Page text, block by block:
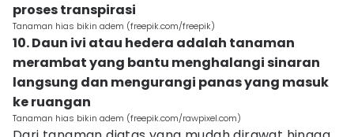
proses transpirasi
Tanaman hias bikin adem (freepik.com/freepik)
10. Daun ivi atau hedera adalah tanaman
merambat yang bantu menghalangi sinaran
langsung dan mengurangi panas yang masuk
ke ruangan
Tanaman hias bikin adem (freepik.com/rawpixel.com)